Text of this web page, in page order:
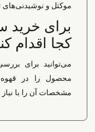
موکتل و نوشیدنی‌های
برای خرید
کجا اقدام
می‌توانید برای
محصول را در قهوه
مشخصات آن را با نیاز